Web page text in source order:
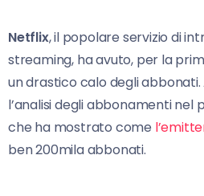
Netflix, il popolare servizio di
streaming, ha avuto, per la
un drastico calo degli
l’analisi degli abbonamenti nel
che ha mostrato come
ben 200mila abbonati.